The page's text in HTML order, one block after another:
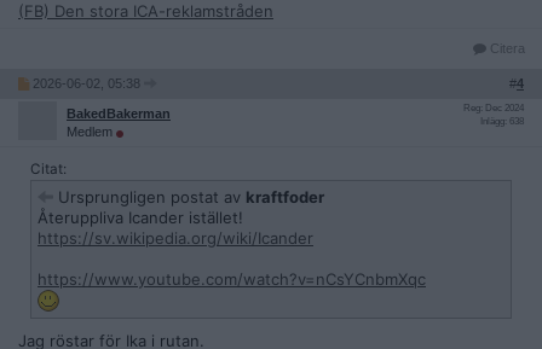
(FB) Den stora ICA-reklamstråden
Citera
2026-06-02, 05:38 #4
BakedBakerman
Medlem
Reg: Dec 2024
Inlägg: 638
Citat:
Ursprungligen postat av kraftfoder
Återuppliva Icander istället!
https://sv.wikipedia.org/wiki/Icander
https://www.youtube.com/watch?v=nCsYCnbmXqc
Jag röstar för Ika i rutan.